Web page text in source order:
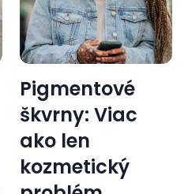
Pigmentové
škvrny: Viac
ako len
kozmetický